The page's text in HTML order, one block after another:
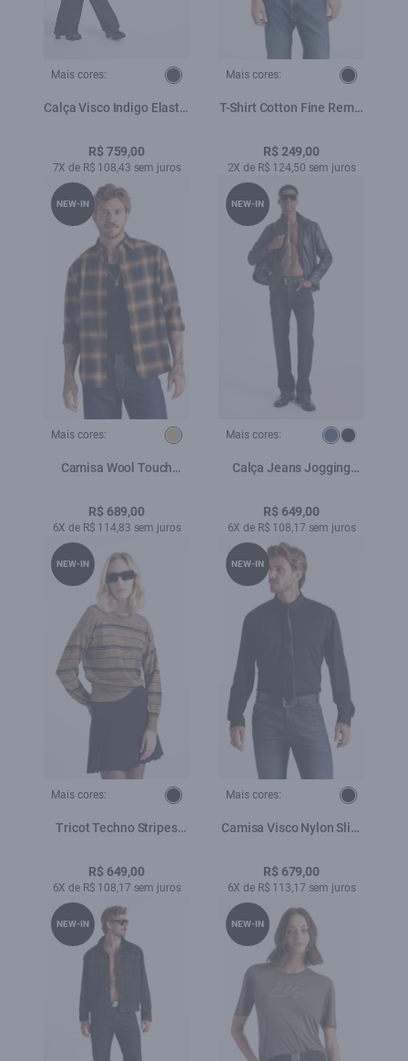
Mais cores:
Calça Visco Indigo Elastic
R$ 759,00
7X de R$ 108,43 sem juros
Mais cores:
T-Shirt Cotton Fine Remix
R$ 249,00
2X de R$ 124,50 sem juros
Mais cores:
Camisa Wool Touch
Camel
R$ 689,00
6X de R$ 114,83 sem juros
NEW-IN
Mais cores:
Calça Jeans Jogging
Lav.Escuro
R$ 649,00
6X de R$ 108,17 sem juros
NEW-IN
Mais cores:
Tricot Techno Stripes
R$ 649,00
6X de R$ 108,17 sem juros
NEW-IN
Mais cores:
Camisa Visco Nylon Slim
R$ 679,00
6X de R$ 113,17 sem juros
NEW-IN
NEW-IN NEW-IN